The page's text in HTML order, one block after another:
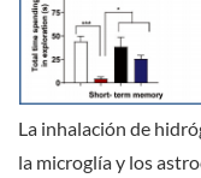
La inhalación de
la microglía y los